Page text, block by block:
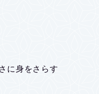
に身をさらす